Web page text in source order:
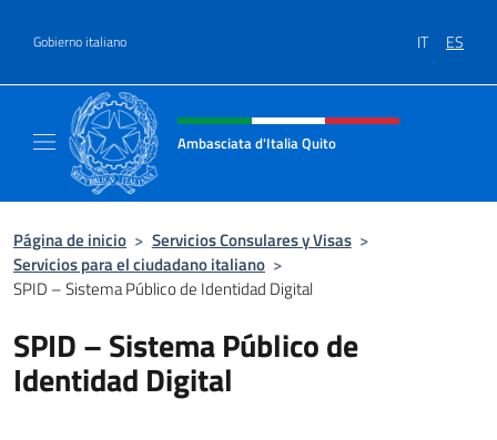
Gobierno italiano IT ES
Encabezado del sitio web,
Ambasciata d'Italia Quito
Página de inicio > Servicios Consulares y Visas >
Servicios para el ciudadano italiano >
SPID – Sistema Público de Identidad Digital
SPID – Sistema Público de
Identidad Digital